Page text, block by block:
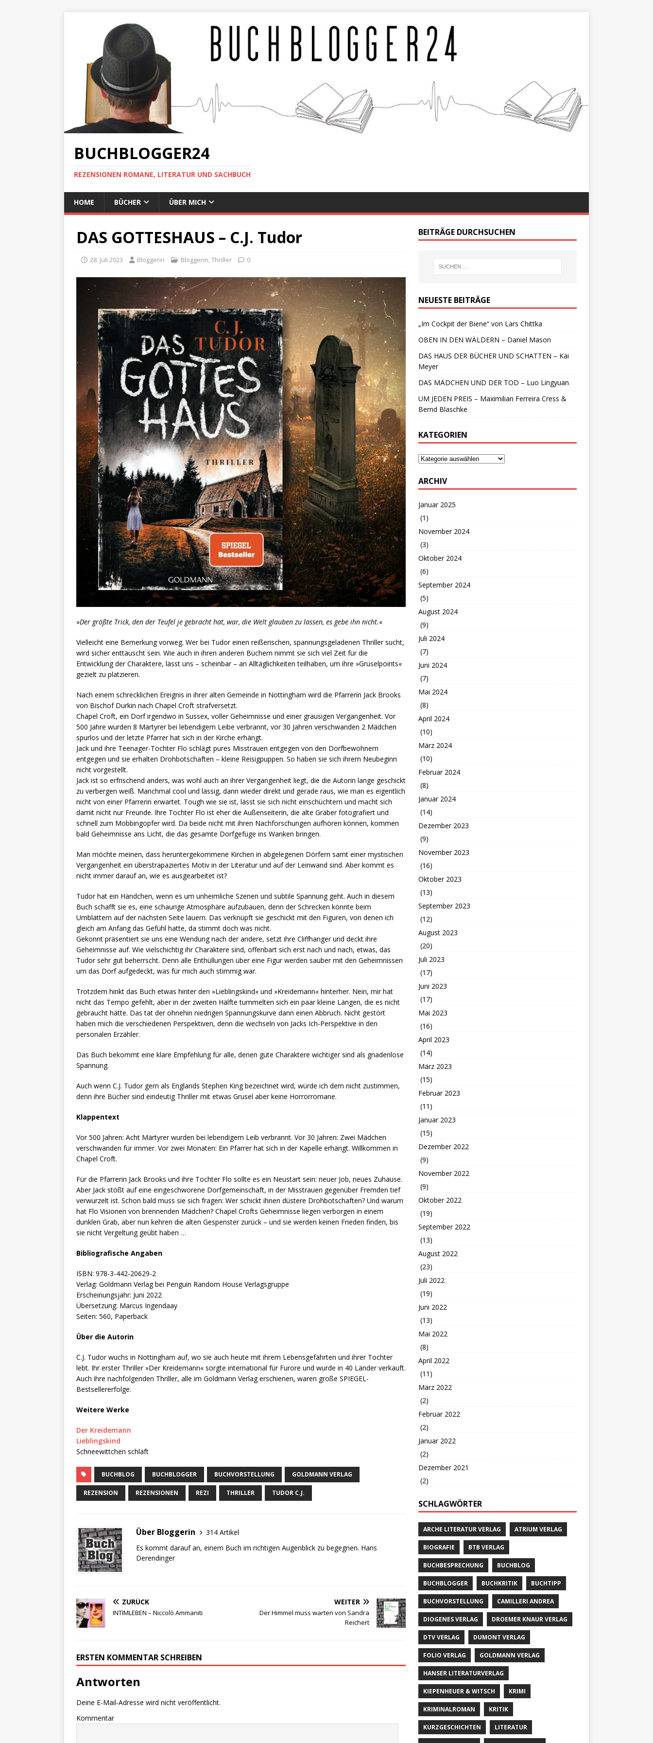
BUCHBLOGGER24
REZENSIONEN ROMANE, LITERATUR UND SACHBUCH
HOME BÜCHER ÜBER MICH
DAS GOTTESHAUS – C.J. Tudor
28. Juli 2023 Bloggerin Bloggerin,Thriller 0
»Der größte Trick, den der Teufel je gebracht hat, war, die Welt glauben zu lassen, es gebe ihn nicht.«
Vielleicht eine Bemerkung vorweg. Wer bei Tudor einen reißerischen, spannungsgeladenen Thriller sucht,
wird sicher enttäuscht sein. Wie auch in ihren anderen Büchern nimmt sie sich viel Zeit für die
Entwicklung der Charaktere, lässt uns – scheinbar – an Alltäglichkeiten teilhaben, um ihre »Gruselpoints«
gezielt zu platzieren.
Nach einem schrecklichen Ereignis in ihrer alten Gemeinde in Nottingham wird die Pfarrerin Jack Brooks
von Bischof Durkin nach Chapel Croft strafversetzt.
Chapel Croft, ein Dorf irgendwo in Sussex, voller Geheimnisse und einer grausigen Vergangenheit. Vor
500 Jahre wurden 8 Märtyrer bei lebendigem Leibe verbrannt, vor 30 Jahren verschwanden 2 Mädchen
spurlos und der letzte Pfarrer hat sich in der Kirche erhängt.
Jack und ihre Teenager-Tochter Flo schlägt pures Misstrauen entgegen von den Dorfbewohnern
entgegen und sie erhalten Drohbotschaften – kleine Reisigpuppen. So haben sie sich ihrem Neubeginn
nicht vorgestellt.
Jack ist so erfrischend anders, was wohl auch an ihrer Vergangenheit liegt, die die Autorin lange geschickt
zu verbergen weiß. Manchmal cool und lässig, dann wieder direkt und gerade raus, wie man es eigentlich
nicht von einer Pfarrerin erwartet. Tough wie sie ist, lässt sie sich nicht einschüchtern und macht sich
damit nicht nur Freunde. Ihre Tochter Flo ist eher die Außenseiterin, die alte Gräber fotografiert und
schnell zum Mobbingopfer wird. Da beide nicht mit ihren Nachforschungen aufhören können, kommen
bald Geheimnisse ans Licht, die das gesamte Dorfgefüge ins Wanken bringen.
Man möchte meinen, dass heruntergekommene Kirchen in abgelegenen Dörfern samt einer mystischen
Vergangenheit ein überstrapaziertes Motiv in der Literatur und auf der Leinwand sind. Aber kommt es
nicht immer darauf an, wie es ausgearbeitet ist?
Tudor hat ein Händchen, wenn es um unheimliche Szenen und subtile Spannung geht. Auch in diesem
Buch schafft sie es, eine schaurige Atmosphäre aufzubauen, denn der Schrecken könnte beim
Umblättern auf der nächsten Seite lauern. Das verknüpft sie geschickt mit den Figuren, von denen ich
gleich am Anfang das Gefühl hatte, da stimmt doch was nicht.
Gekonnt präsentiert sie uns eine Wendung nach der andere, setzt ihre Cliffhanger und deckt ihre
Geheimnisse auf. Wie vielschichtig ihr Charaktere sind, offenbart sich erst nach und nach, etwas, das
Tudor sehr gut beherrscht. Denn alle Enthüllungen über eine Figur werden sauber mit den Geheimnissen
um das Dorf aufgedeckt, was für mich auch stimmig war.
Trotzdem hinkt das Buch etwas hinter den »Lieblingskind« und »Kreidemann« hinterher. Nein, mir hat
nicht das Tempo gefehlt, aber in der zweiten Hälfte tummelten sich ein paar kleine Längen, die es nicht
gebraucht hätte. Das tat der ohnehin niedrigen Spannungskurve dann einen Abbruch. Nicht gestört
haben mich die verschiedenen Perspektiven, denn die wechseln von Jacks Ich-Perspektive in den
personalen Erzähler.
Das Buch bekommt eine klare Empfehlung für alle, denen gute Charaktere wichtiger sind als gnadenlose
Spannung.
Auch wenn C.J. Tudor gern als Englands Stephen King bezeichnet wird, würde ich dem nicht zustimmen,
denn ihre Bücher sind eindeutig Thriller mit etwas Grusel aber keine Horrorromane.
Klappentext
Vor 500 Jahren: Acht Märtyrer wurden bei lebendigem Leib verbrannt. Vor 30 Jahren: Zwei Mädchen
verschwanden für immer. Vor zwei Monaten: Ein Pfarrer hat sich in der Kapelle erhängt. Willkommen in
Chapel Croft.
Für die Pfarrerin Jack Brooks und ihre Tochter Flo sollte es ein Neustart sein: neuer Job, neues Zuhause.
Aber Jack stößt auf eine eingeschworene Dorfgemeinschaft, in der Misstrauen gegenüber Fremden tief
verwurzelt ist. Schon bald muss sie sich fragen: Wer schickt ihnen düstere Drohbotschaften? Und warum
hat Flo Visionen von brennenden Mädchen? Chapel Crofts Geheimnisse liegen verborgen in einem
dunklen Grab, aber nun kehren die alten Gespenster zurück – und sie werden keinen Frieden finden, bis
sie nicht Vergeltung geübt haben …
Bibliografische Angaben
ISBN: 978-3-442-20629-2
Verlag: Goldmann Verlag bei Penguin Random House Verlagsgruppe
Erscheinungsjahr: Juni 2022
Übersetzung: Marcus Ingendaay
Seiten: 560, Paperback
Über die Autorin
C.J. Tudor wuchs in Nottingham auf, wo sie auch heute mit ihrem Lebensgefährten und ihrer Tochter
lebt. Ihr erster Thriller »Der Kreidemann« sorgte international für Furore und wurde in 40 Länder verkauft.
Auch ihre nachfolgenden Thriller, alle im Goldmann Verlag erschienen, waren große SPIEGEL-
Bestsellererfolge.
Weitere Werke
Der Kreidemann
Lieblingskind
Schneewittchen schläft
BUCHBLOG BUCHBLOGGER BUCHVORSTELLUNG GOLDMANN VERLAG
REZENSION REZENSIONEN REZI THRILLER TUDOR C.J.
Über Bloggerin
314 Artikel
Es kommt darauf an, einem Buch im richtigen Augenblick zu begegnen. Hans
Derendinger
ZURÜCK
INTIMLEBEN – Niccolò Ammaniti
WEITER
Der Himmel muss warten von Sandra
Reichert
ERSTEN KOMMENTAR SCHREIBEN
Antworten
Deine E-Mail-Adresse wird nicht veröffentlicht.
Kommentar
BEITRÄGE DURCHSUCHEN
NEUESTE BEITRÄGE
„Im Cockpit der Biene“ von Lars Chittka
OBEN IN DEN WÄLDERN – Daniel Mason
DAS HAUS DER BÜCHER UND SCHATTEN – Kai
Meyer
DAS MÄDCHEN UND DER TOD – Luo Lingyuan
UM JEDEN PREIS – Maximilian Ferreira Cress &
Bernd Blaschke
KATEGORIEN
ARCHIV
Januar 2025
(1)
November 2024
(3)
Oktober 2024
(6)
September 2024
(5)
August 2024
(9)
Juli 2024
(7)
Juni 2024
(7)
Mai 2024
(8)
April 2024
(10)
März 2024
(10)
Februar 2024
(8)
Januar 2024
(14)
Dezember 2023
(9)
November 2023
(16)
Oktober 2023
(13)
September 2023
(12)
August 2023
(20)
Juli 2023
(17)
Juni 2023
(17)
Mai 2023
(16)
April 2023
(14)
März 2023
(15)
Februar 2023
(11)
Januar 2023
(15)
Dezember 2022
(9)
November 2022
(9)
Oktober 2022
(19)
September 2022
(13)
August 2022
(23)
Juli 2022
(19)
Juni 2022
(13)
Mai 2022
(8)
April 2022
(11)
März 2022
(2)
Februar 2022
(2)
Januar 2022
(2)
Dezember 2021
(2)
SCHLAGWÖRTER
ARCHE LITERATUR VERLAG ATRIUM VERLAG
BIOGRAFIE BTB VERLAG
BUCHBESPRECHUNG BUCHBLOG
BUCHBLOGGER BUCHKRITIK BUCHTIPP
BUCHVORSTELLUNG CAMILLERI ANDREA
DIOGENES VERLAG DROEMER KNAUR VERLAG
DTV VERLAG DUMONT VERLAG
FOLIO VERLAG GOLDMANN VERLAG
HANSER LITERATURVERLAG
KIEPENHEUER & WITSCH KRIMI
KRIMINALROMAN KRITIK
KURZGESCHICHTEN LITERATUR